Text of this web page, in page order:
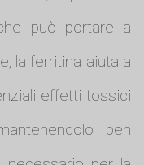
può portare a
la ferritina aiuta a
effetti tossici
ben